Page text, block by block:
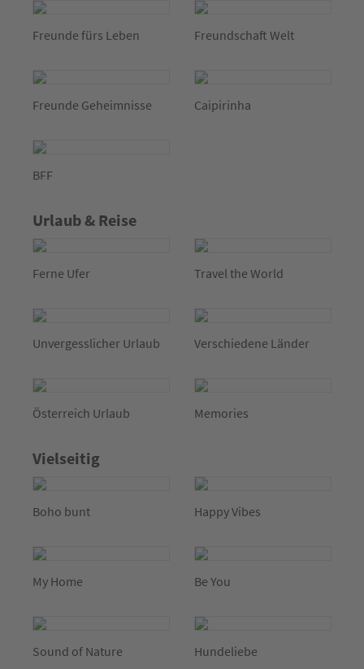
Freunde fürs Leben Freundschaft Welt
Freunde Geheimnisse Caipirinha
BFF
Urlaub & Reise
Ferne Ufer Travel the World
Unvergesslicher Urlaub Verschiedene Länder
Österreich Urlaub Memories
Vielseitig
Boho bunt Happy Vibes
My Home Be You
Sound of Nature Hundeliebe